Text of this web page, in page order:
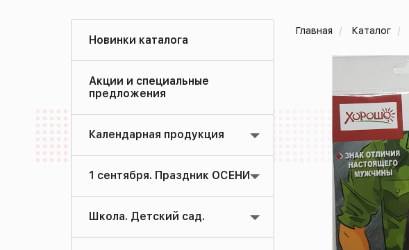
Новинки каталога
Акции и специальные
предложения
Календарная продукция
1 сентября. Праздник ОСЕНИ
Школа. Детский сад.
Главная Каталог